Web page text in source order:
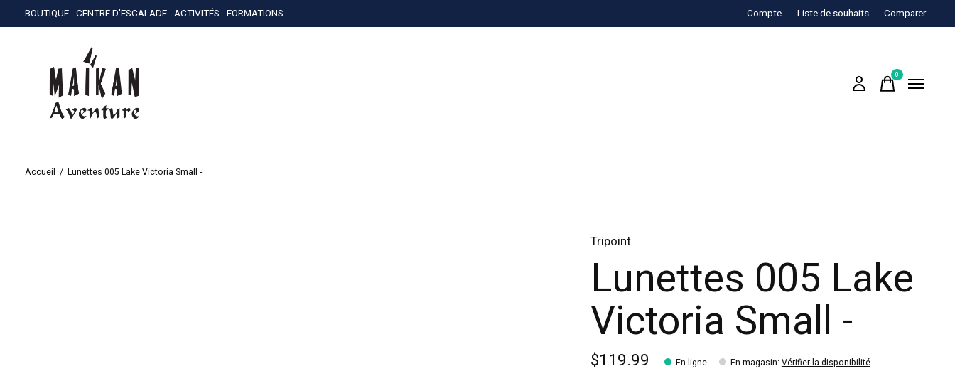
BOUTIQUE - CENTRE D'ESCALADE - ACTIVITÉS - FORMATIONS Compte Liste de souhaits Comparer
0items
Accueil / Lunettes 005 Lake Victoria Small -
Tripoint
Lunettes 005 Lake
Victoria Small -
$119.99 En ligne En magasin: Vérifier la disponibilité